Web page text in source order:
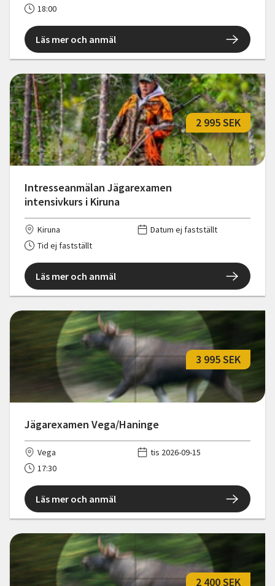
18:00
Läs mer och anmäl
Intresseanmälan Jägarexamen
intensivkurs i Kiruna
2 995 SEK
Kiruna
Datum ej fastställt
Tid ej fastställt
Läs mer och anmäl
Jägarexamen Vega/Haninge
3 995 SEK
Vega
tis 2026-09-15
17:30
Läs mer och anmäl
2 400 SEK